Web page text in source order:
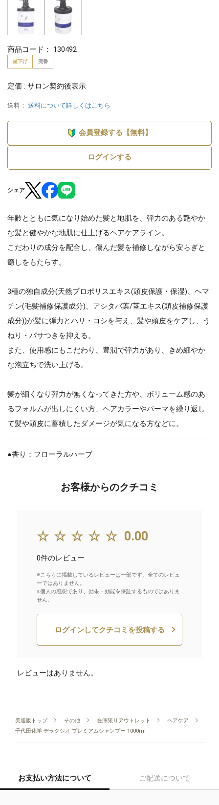
商品コード： 130492
値下げ 廃番
定価 : サロン契約後表示
送料： 送料について詳しくはこちら
会員登録する【無料】
ログインする
シェア
年齢とともに気になり始めた髪と地肌を、弾力のある艶やか
な髪と健やかな地肌に仕上げるヘアケアライン。
こだわりの成分を配合し、傷んだ髪を補修しながら安らぎと
癒しをもたらす。
3種の独自成分(天然プロポリスエキス(頭皮保護・保湿)、ヘマ
チン(毛髪補修保護成分)、アシタバ葉/茎エキス(頭皮補修保護
成分))が髪に弾力とハリ・コシを与え、髪や頭皮をケアし、う
ねり・パサつきを抑える。
また、使用感にもこだわり、豊潤で弾力があり、きめ細やか
な泡立ちで洗い上げる。
髪が細くなり弾力が無くなってきた方や、ボリューム感のあ
るフォルムが出しにくい方、ヘアカラーやパーマを繰り返し
て髪や頭皮に蓄積したダメージが気になる方などに。
●香り：フローラルハーブ
お客様からのクチコミ
☆☆☆☆☆ 0.00
0件のレビュー
※こちらに掲載しているレビューは一部です。全てのレビュ
ーではありません。
※個人の感想であり、効果・効能を保証するものではありま
せん。
ログインしてクチコミを投稿する
レビューはありません。
美通販トップ その他 在庫限りアウトレット
ヘアケア
千代田化学 デラクシオ プレミアムシャンプー 1000ml
お支払い方法について ご配送について